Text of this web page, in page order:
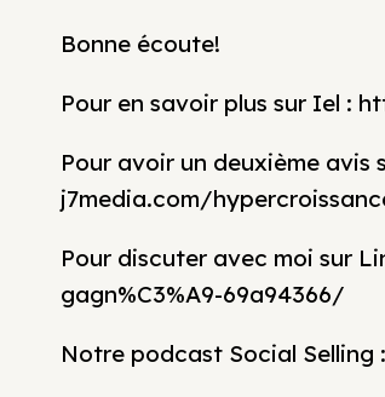
Bonne écoute!
Pour en savoir plus sur Iel :
Pour avoir un deuxième avis
j7media.com/
Pour discuter avec moi sur
gagn%C3%A9-69a94366/
Notre podcast Social